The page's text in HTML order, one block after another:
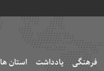
فرهنگی یادداشت استان ها